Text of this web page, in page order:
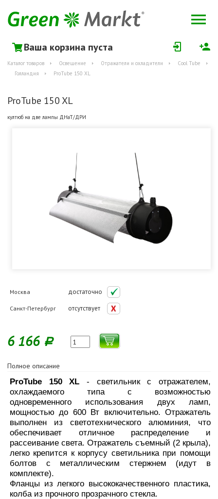
Ваша корзина пуста
Каталог товаров Освещение Отражатели и охладители
Cool Tube
Голландия
ProTube 150 XL
ProTube 150 XL
култюб на две лампы ДНаТ/ДРИ
Москва достаточно
Санкт-Петербург отсутствует
6 166 Р
Полное описание
ProTube 150 XL - cветильник с отражателем,
охлаждаемого типа с возможностью
одновременного использования двух ламп,
мощностью до 600 Вт включительно. Отражатель
выполнен из светотехнического алюминия, что
обеспечивает отличное распределение и
рассеивание света. Отражатель съемный (2 крыла),
легко крепится к корпусу светильника при помощи
болтов с металлическим стержнем (идут в
комплекте).
Фланцы из легкого высококачественного пластика,
колба из прочного прозрачного стекла.